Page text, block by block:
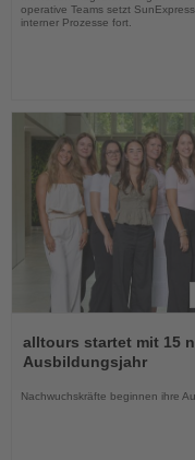
operative Teams setzt
interner Prozesse fort.
Sie
die
alltours startet mit 15
Ausbildungsjahr
Nachwuchskräfte beginnen ihre